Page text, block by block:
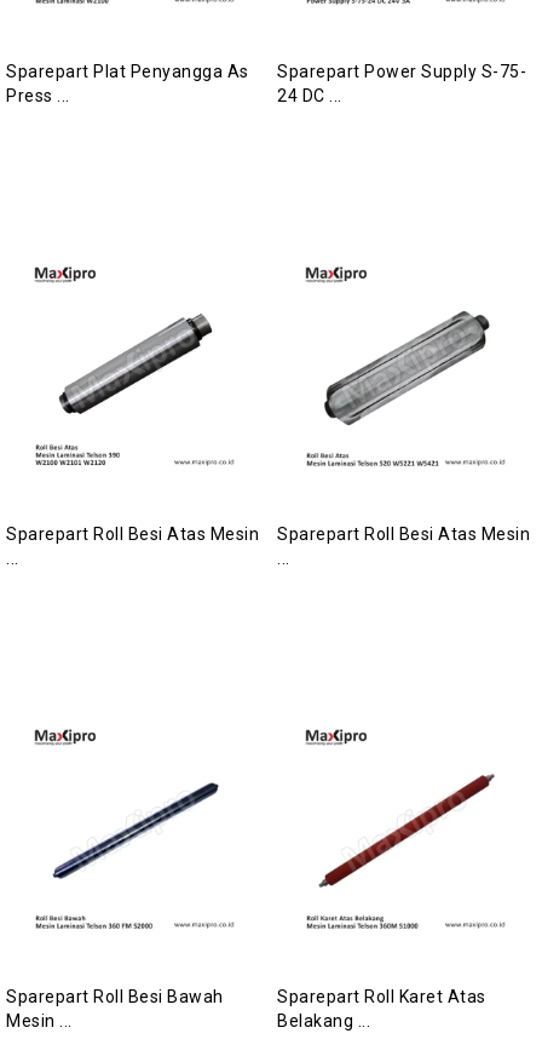
Sparepart Plat Penyangga As
Press ...
Sparepart Power Supply S-75-
24 DC ...
Sparepart Roll Besi Atas Mesin
Sparepart Roll Besi Atas Mesin
Sparepart Roll Besi Bawah
Mesin ...
Sparepart Roll Karet Atas
Belakang ...